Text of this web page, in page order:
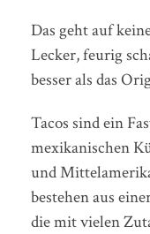
Das geht auf
Lecker, feurig
besser als das
Tacos sind ein
mexikanischen
und
bestehen aus
die mit vielen